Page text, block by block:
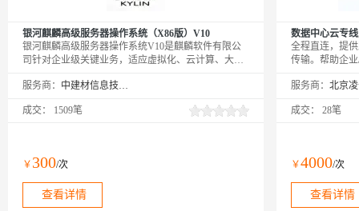
银河麒麟高级服务器操作系统（X86版）V10
银河麒麟高级服务器操作系统V10是麒麟软件有限公
司针对企业级关键业务，适应虚拟化、云计算、大数
能、扩展性和实时性等需求，依据CMMI5级标准研制
化、高性能、易管理的新一代自主服务器操作系统。
服务商： 中建材信息技术股份有限公司
成交： 1509笔
￥ 300/次
查看详情
数据中心云专
全程直连，提
传输。帮助企
公有云到企业/
通信的质量和
服务商：
成交： 28笔
￥4000/次
查看详情